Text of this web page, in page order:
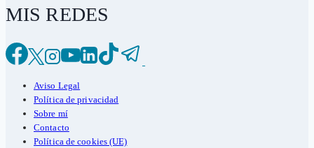
MIS REDES
Aviso Legal
Política de privacidad
Sobre mí
Contacto
Política de cookies (UE)